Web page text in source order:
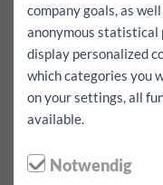
Vergisi gibi harçlar
Bu araç için ilave
Kaution:
hasar durumunda
Muafiyet yok!
Ucretiz hizmetlerimiz:
yapabilirsiniz,
Fakat kullanilabilirlik
company goals, as
anonymous statistical
display personalized
which categories you
on your settings, all
available.
Notwendig